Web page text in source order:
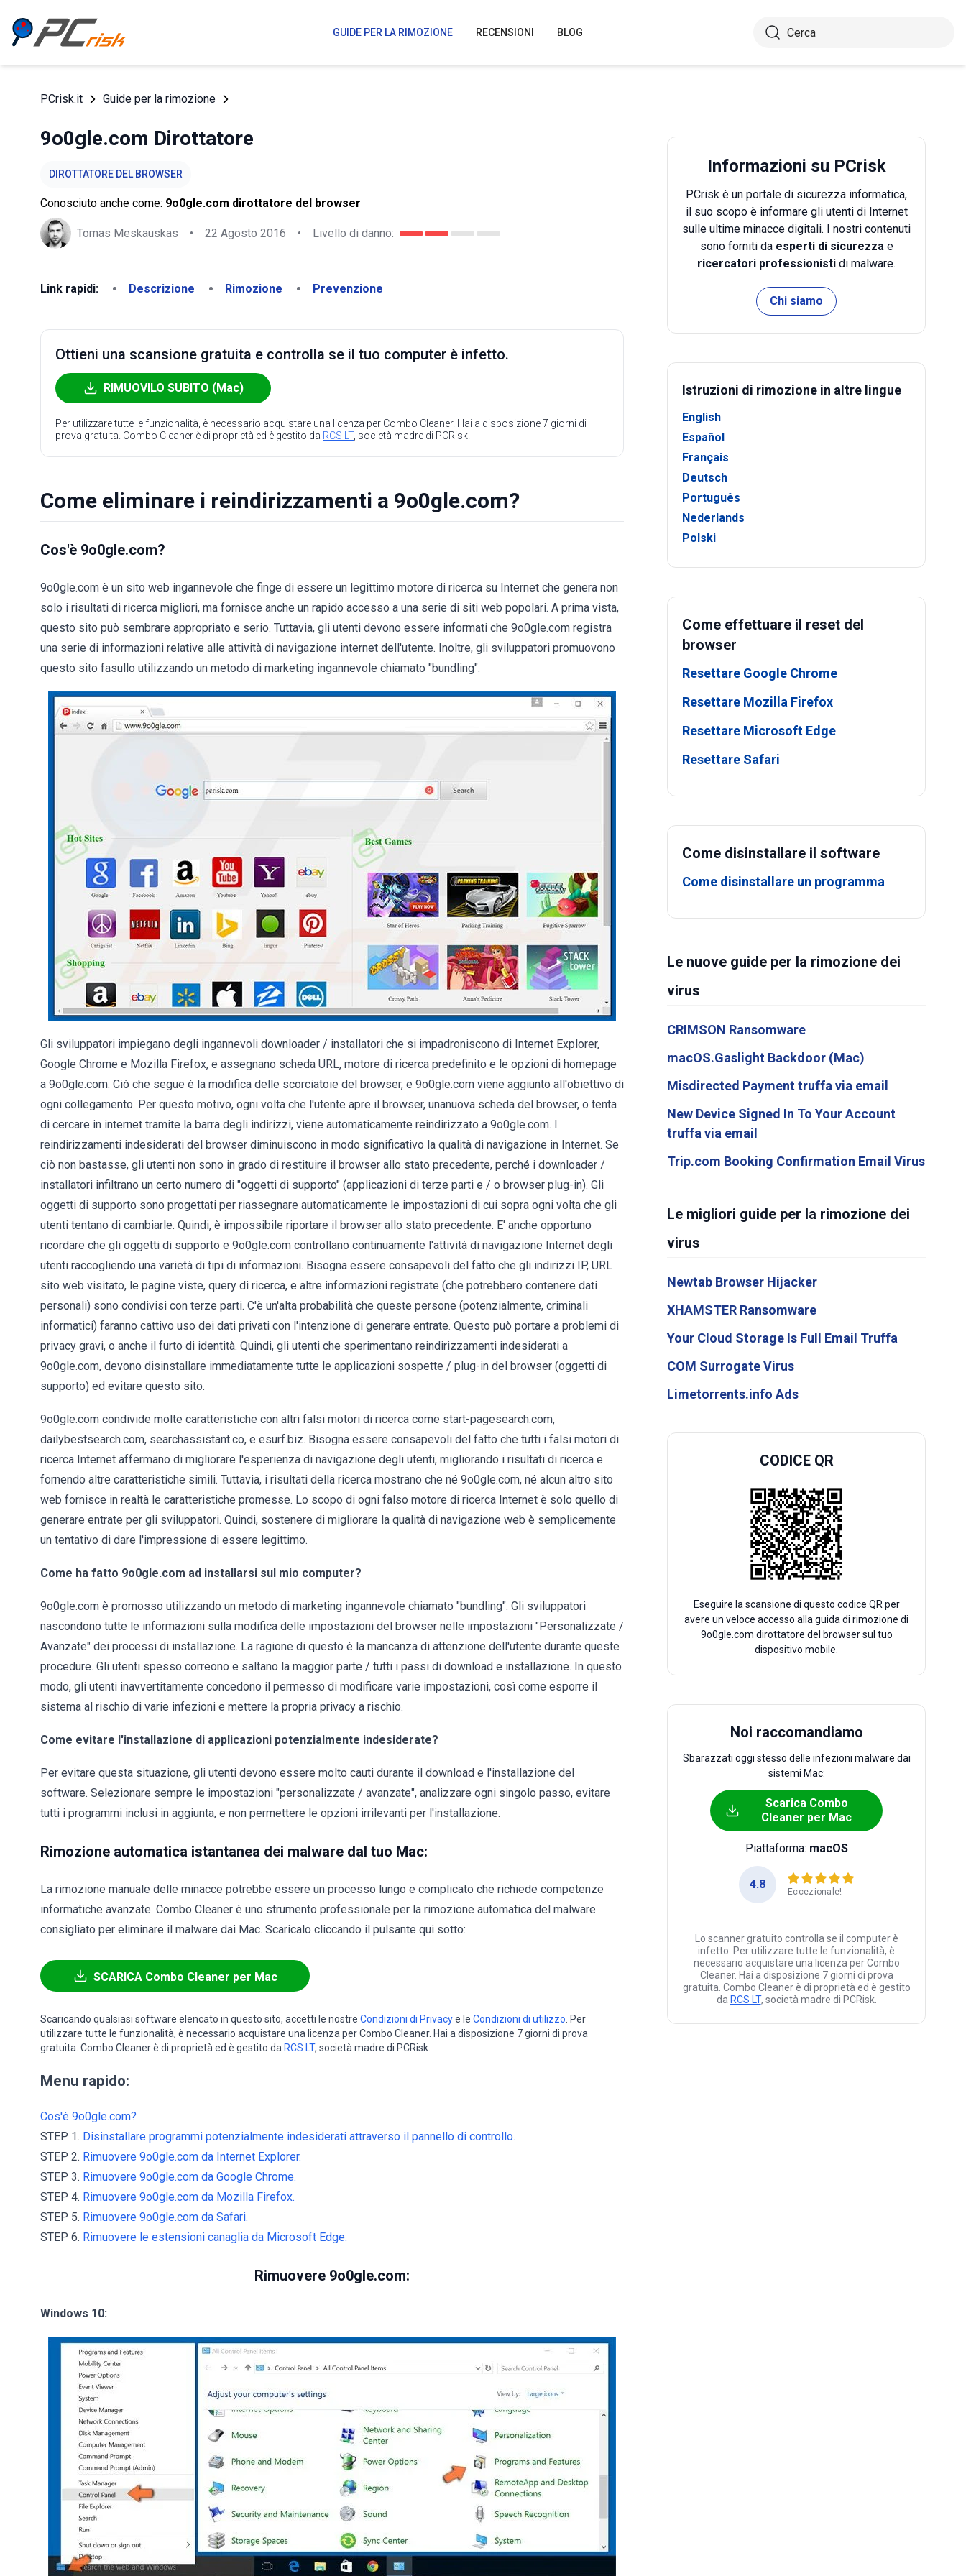
GUIDE PER LA RIMOZIONE RECENSIONI BLOG
PCrisk.it Guide per la rimozione
9o0gle.com Dirottatore
DIROTTATORE DEL BROWSER
Conosciuto anche come: 9o0gle.com dirottatore del browser
Tomas Meskauskas • 22 Agosto 2016 • Livello di danno:
Link rapidi: Descrizione Rimozione Prevenzione
Ottieni una scansione gratuita e controlla se il tuo computer è infetto.
RIMUOVILO SUBITO (Mac)
Per utilizzare tutte le funzionalità, è necessario acquistare una licenza per Combo Cleaner. Hai a disposizione 7 giorni di
prova gratuita. Combo Cleaner è di proprietà ed è gestito da RCS LT, società madre di PCRisk.
Come eliminare i reindirizzamenti a 9o0gle.com?
Cos'è 9o0gle.com?
9o0gle.com è un sito web ingannevole che finge di essere un legittimo motore di ricerca su Internet che genera non
solo i risultati di ricerca migliori, ma fornisce anche un rapido accesso a una serie di siti web popolari. A prima vista,
questo sito può sembrare appropriato e serio. Tuttavia, gli utenti devono essere informati che 9o0gle.com registra
una serie di informazioni relative alle attività di navigazione internet dell'utente. Inoltre, gli sviluppatori promuovono
questo sito fasullo utilizzando un metodo di marketing ingannevole chiamato "bundling".
Gli sviluppatori impiegano degli ingannevoli downloader / installatori che si impadroniscono di Internet Explorer,
Google Chrome e Mozilla Firefox, e assegnano scheda URL, motore di ricerca predefinito e le opzioni di homepage
a 9o0gle.com. Ciò che segue è la modifica delle scorciatoie del browser, e 9o0gle.com viene aggiunto all'obiettivo di
ogni collegamento. Per questo motivo, ogni volta che l'utente apre il browser, unanuova scheda del browser, o tenta
di cercare in internet tramite la barra degli indirizzi, viene automaticamente reindirizzato a 9o0gle.com. I
reindirizzamenti indesiderati del browser diminuiscono in modo significativo la qualità di navigazione in Internet. Se
ciò non bastasse, gli utenti non sono in grado di restituire il browser allo stato precedente, perché i downloader /
installatori infiltrano un certo numero di "oggetti di supporto" (applicazioni di terze parti e / o browser plug-in). Gli
oggetti di supporto sono progettati per riassegnare automaticamente le impostazioni di cui sopra ogni volta che gli
utenti tentano di cambiarle. Quindi, è impossibile riportare il browser allo stato precedente. E' anche opportuno
ricordare che gli oggetti di supporto e 9o0gle.com controllano continuamente l'attività di navigazione Internet degli
utenti raccogliendo una varietà di tipi di informazioni. Bisogna essere consapevoli del fatto che gli indirizzi IP, URL
sito web visitato, le pagine viste, query di ricerca, e altre informazioni registrate (che potrebbero contenere dati
personali) sono condivisi con terze parti. C'è un'alta probabilità che queste persone (potenzialmente, criminali
informatici) faranno cattivo uso dei dati privati ​​con l'intenzione di generare entrate. Questo può portare a problemi di
privacy gravi, o anche il furto di identità. Quindi, gli utenti che sperimentano reindirizzamenti indesiderati a
9o0gle.com, devono disinstallare immediatamente tutte le applicazioni sospette / plug-in del browser (oggetti di
supporto) ed evitare questo sito.
9o0gle.com condivide molte caratteristiche con altri falsi motori di ricerca come start-pagesearch.com,
dailybestsearch.com, searchassistant.co, e esurf.biz. Bisogna essere consapevoli del fatto che tutti i falsi motori di
ricerca Internet affermano di migliorare l'esperienza di navigazione degli utenti, migliorando i risultati di ricerca e
fornendo altre caratteristiche simili. Tuttavia, i risultati della ricerca mostrano che né 9o0gle.com, né alcun altro sito
web fornisce in realtà le caratteristiche promesse. Lo scopo di ogni falso motore di ricerca Internet è solo quello di
generare entrate per gli sviluppatori. Quindi, sostenere di migliorare la qualità di navigazione web è semplicemente
un tentativo di dare l'impressione di essere legittimo.
Come ha fatto 9o0gle.com ad installarsi sul mio computer?
9o0gle.com è promosso utilizzando un metodo di marketing ingannevole chiamato "bundling". Gli sviluppatori
nascondono tutte le informazioni sulla modifica delle impostazioni del browser nelle impostazioni "Personalizzate /
Avanzate" dei processi di installazione. La ragione di questo è la mancanza di attenzione dell'utente durante queste
procedure. Gli utenti spesso correono e saltano la maggior parte / tutti i passi di download e installazione. In questo
modo, gli utenti inavvertitamente concedono il permesso di modificare varie impostazioni, così come esporre il
sistema al rischio di varie infezioni e mettere la propria privacy a rischio.
Come evitare l'installazione di applicazioni potenzialmente indesiderate?
Per evitare questa situazione, gli utenti devono essere molto cauti durante il download e l'installazione del
software. Selezionare sempre le impostazioni "personalizzate / avanzate", analizzare ogni singolo passo, evitare
tutti i programmi inclusi in aggiunta, e non permettere le opzioni irrilevanti per l'installazione.
Rimozione automatica istantanea dei malware dal tuo Mac:
La rimozione manuale delle minacce potrebbe essere un processo lungo e complicato che richiede competenze
informatiche avanzate. Combo Cleaner è uno strumento professionale per la rimozione automatica del malware
consigliato per eliminare il malware dai Mac. Scaricalo cliccando il pulsante qui sotto:
SCARICA Combo Cleaner per Mac
Scaricando qualsiasi software elencato in questo sito, accetti le nostre Condizioni di Privacye le Condizioni di utilizzo . Per
utilizzare tutte le funzionalità, è necessario acquistare una licenza per Combo Cleaner. Hai a disposizione 7 giorni di prova
gratuita. Combo Cleaner è di proprietà ed è gestito da RCS LT, società madre di PCRisk.
Menu rapido:
Cos'è 9o0gle.com?
STEP 1. Disinstallare programmi potenzialmente indesiderati attraverso il pannello di controllo.
STEP 2. Rimuovere 9o0gle.com da Internet Explorer.
STEP 3. Rimuovere 9o0gle.com da Google Chrome.
STEP 4. Rimuovere 9o0gle.com da Mozilla Firefox.
STEP 5. Rimuovere 9o0gle.com da Safari.
STEP 6. Rimuovere le estensioni canaglia da Microsoft Edge.
Rimuovere 9o0gle.com:
Windows 10:
Informazioni su PCrisk
PCrisk è un portale di sicurezza informatica,
il suo scopo è informare gli utenti di Internet
sulle ultime minacce digitali. I nostri contenuti
sono forniti da esperti di sicurezzae
ricercatori professionisti di malware.
Chi siamo
Istruzioni di rimozione in altre lingue
English
Español
Français
Deutsch
Português
Nederlands
Polski
Come effettuare il reset del
browser
Resettare Google Chrome
Resettare Mozilla Firefox
Resettare Microsoft Edge
Resettare Safari
Come disinstallare il software
Come disinstallare un programma
Le nuove guide per la rimozione dei
virus
CRIMSON Ransomware
macOS.Gaslight Backdoor (Mac)
Misdirected Payment truffa via email
New Device Signed In To Your Account
truffa via email
Trip.com Booking Confirmation Email Virus
Le migliori guide per la rimozione dei
virus
Newtab Browser Hijacker
XHAMSTER Ransomware
Your Cloud Storage Is Full Email Truffa
COM Surrogate Virus
Limetorrents.info Ads
CODICE QR
Eseguire la scansione di questo codice QR per
avere un veloce accesso alla guida di rimozione di
9o0gle.com dirottatore del browser sul tuo
dispositivo mobile.
Noi raccomandiamo
Sbarazzati oggi stesso delle infezioni malware dai
sistemi Mac:
Scarica Combo
Cleaner per Mac
Piattaforma: macOS
4.8
Eccezionale!
Lo scanner gratuito controlla se il computer è
infetto. Per utilizzare tutte le funzionalità, è
necessario acquistare una licenza per Combo
Cleaner. Hai a disposizione 7 giorni di prova
gratuita. Combo Cleaner è di proprietà ed è gestito
da RCS LT, società madre di PCRisk.